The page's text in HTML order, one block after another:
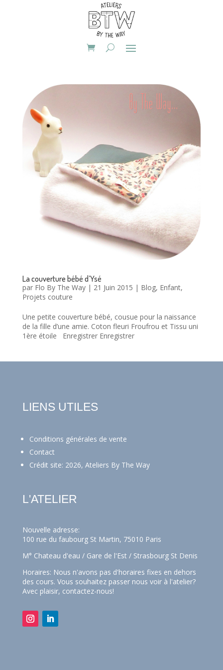
La couverture bébé d’Ysé
par Flo By The Way| 21 Juin 2015 | Blog, Enfant,
Projets couture
Une petite couverture bébé, cousue pour la naissance
de la fille d’une amie. Coton fleuri Froufrou et Tissu uni
1ère étoile Enregistrer Enregistrer
LIENS UTILES
Conditions générales de vente
Contact
Crédit site: 2026, Ateliers By The Way
L'ATELIER
Nouvelle adresse:
100 rue du faubourg St Martin, 75010 Paris
M° Chateau d'eau / Gare de l'Est / Strasbourg St Denis
Horaires: Nous n'avons pas d'horaires fixes en dehors
des cours. Vous souhaitez passer nous voir à l'atelier?
Avec plaisir, contactez-nous!